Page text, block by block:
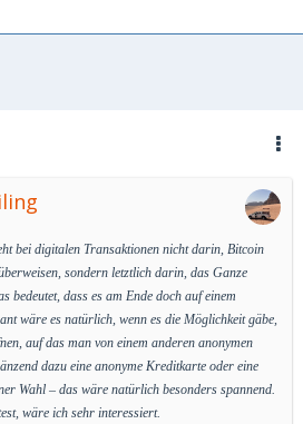
bei digitalen Transaktionen nicht darin, Bitcoin
sondern letztlich darin, das Ganze
bedeutet, dass es am Ende doch auf einem
wäre es natürlich, wenn es die Möglichkeit gäbe,
auf das man von einem anderen anonymen
dazu eine anonyme Kreditkarte oder eine
Wahl – das wäre natürlich besonders spannend.
wäre ich sehr interessiert.